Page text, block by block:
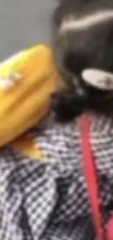
T
贝
将
组
了一
，
的
术
，
业已
云模
AI
织
、
数据
公
。
...
人工
在
、
服
各行
逐
是
，
持
网关
治
。
。
D
他
多
共同
轮
无